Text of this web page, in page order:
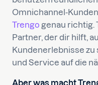
Omnichannel-
Trengo genau richtig.
Partner, der dir hilft,
Kundenerlebnisse
und Service auf die
Aber was macht